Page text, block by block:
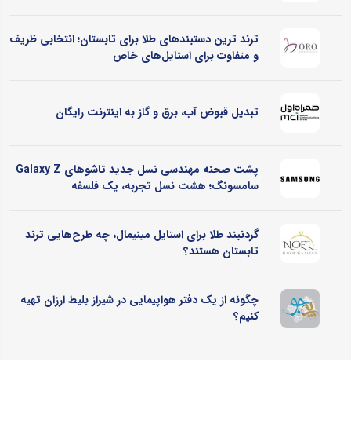
ترند ترین دستبندهای طلا برای تابستان؛ انتخابی ظریف
و متفاوت برای استایل‌های خاص
تبدیل قبوض آب، برق و گاز به اینترنت رایگان
پشت صحنه مهندسی نسل جدید تاشوهای Galaxy Z
سامسونگ؛ هشت نسل تجربه، یک فلسفه
گردنبند طلا برای استایل مینیمال، چه طرح‌هایی ترند
تابستان هستند؟
چگونه از یک دفتر هواپیمایی در شیراز بلیط ارزان تهیه
کنیم؟